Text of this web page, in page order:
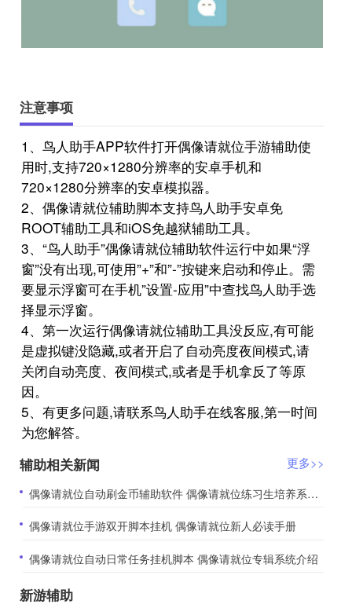
注意事项
1、鸟人助手APP软件打开偶像请就位手游辅助使
用时,支持720×1280分辨率的安卓手机和
720×1280分辨率的安卓模拟器。
2、偶像请就位辅助脚本支持鸟人助手安卓免
ROOT辅助工具和iOS免越狱辅助工具。
3、“鸟人助手”偶像请就位辅助软件运行中如果“浮
窗”没有出现,可使用”+”和”-”按键来启动和停止。需
要显示浮窗可在手机”设置-应用”中查找鸟人助手选
择显示浮窗。
4、第一次运行偶像请就位辅助工具没反应,有可能
是虚拟键没隐藏,或者开启了自动亮度夜间模式,请
关闭自动亮度、夜间模式,或者是手机拿反了等原
因。
5、有更多问题,请联系鸟人助手在线客服,第一时间
为您解答。
辅助相关新闻
更多>>
​偶像请就位自动刷金币辅助软件 偶像请就位练习生培养系统介绍
​偶像请就位手游双开脚本挂机 偶像请就位新人必读手册
​偶像请就位自动日常任务挂机脚本 偶像请就位专辑系统介绍
新游辅助